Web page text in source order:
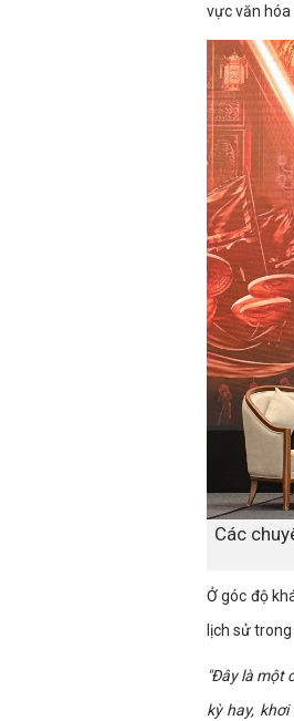
vực văn hóa
Các
Ở góc độ
lịch sử
"Đây là một
kỳ hay,